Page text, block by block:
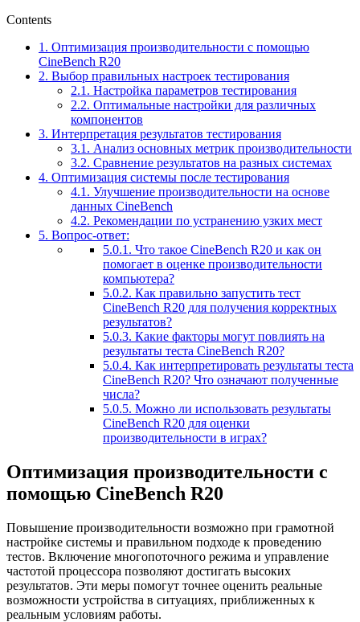
Contents
1. Оптимизация производительности с помощью
CineBench R20
2. Выбор правильных настроек тестирования
2.1. Настройка параметров тестирования
2.2. Оптимальные настройки для различных
компонентов
3. Интерпретация результатов тестирования
3.1. Анализ основных метрик производительности
3.2. Сравнение результатов на разных системах
4. Оптимизация системы после тестирования
4.1. Улучшение производительности на основе
данных CineBench
4.2. Рекомендации по устранению узких мест
5. Вопрос-ответ:
5.0.1. Что такое CineBench R20 и как он
помогает в оценке производительности
компьютера?
5.0.2. Как правильно запустить тест
CineBench R20 для получения корректных
результатов?
5.0.3. Какие факторы могут повлиять на
результаты теста CineBench R20?
5.0.4. Как интерпретировать результаты теста
CineBench R20? Что означают полученные
числа?
5.0.5. Можно ли использовать результаты
CineBench R20 для оценки
производительности в играх?
Оптимизация производительности с
помощью CineBench R20
Повышение производительности возможно при грамотной
настройке системы и правильном подходе к проведению
тестов. Включение многопоточного режима и управление
частотой процессора позволяют достигать высоких
результатов. Эти меры помогут точнее оценить реальные
возможности устройства в ситуациях, приближенных к
реальным условиям работы.